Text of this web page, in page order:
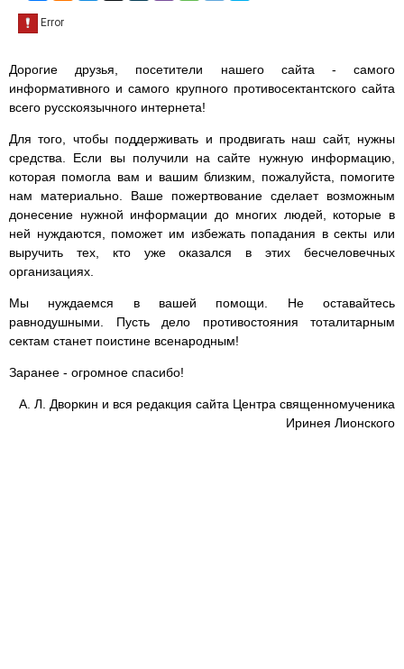
Дорогие друзья, посетители нашего сайта - самого
информативного и самого крупного противосектантского сайта
всего русскоязычного интернета!
Для того, чтобы поддерживать и продвигать наш сайт, нужны
средства. Если вы получили на сайте нужную информацию,
которая помогла вам и вашим близким, пожалуйста, помогите
нам материально. Ваше пожертвование сделает возможным
донесение нужной информации до многих людей, которые в
ней нуждаются, поможет им избежать попадания в секты или
выручить тех, кто уже оказался в этих бесчеловечных
организациях.
Мы нуждаемся в вашей помощи. Не оставайтесь
равнодушными. Пусть дело противостояния тоталитарным
сектам станет поистине всенародным!
Заранее - огромное спасибо!
А. Л. Дворкин и вся редакция сайта Центра священномученика
Иринея Лионского